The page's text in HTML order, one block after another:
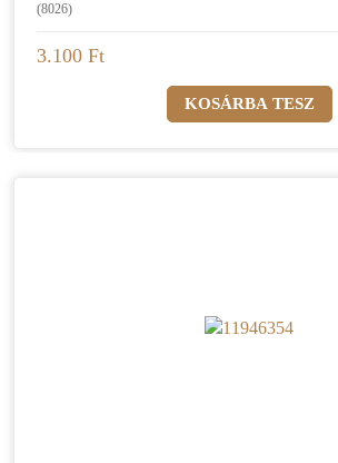
(8026)
3.100 Ft